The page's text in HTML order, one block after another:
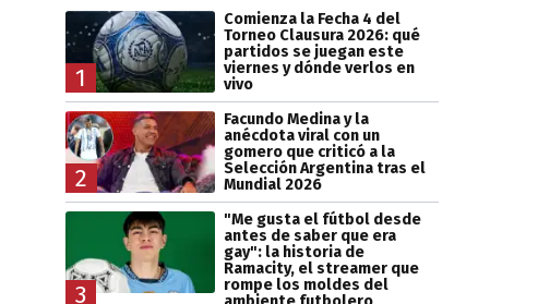
1
Comienza la Fecha 4 del
Torneo Clausura 2026: qué
partidos se juegan este
viernes y dónde verlos en
vivo
2
Facundo Medina y la
anécdota viral con un
gomero que criticó a la
Selección Argentina tras el
Mundial 2026
3
"Me gusta el fútbol desde
antes de saber que era
gay": la historia de
Ramacity, el streamer que
rompe los moldes del